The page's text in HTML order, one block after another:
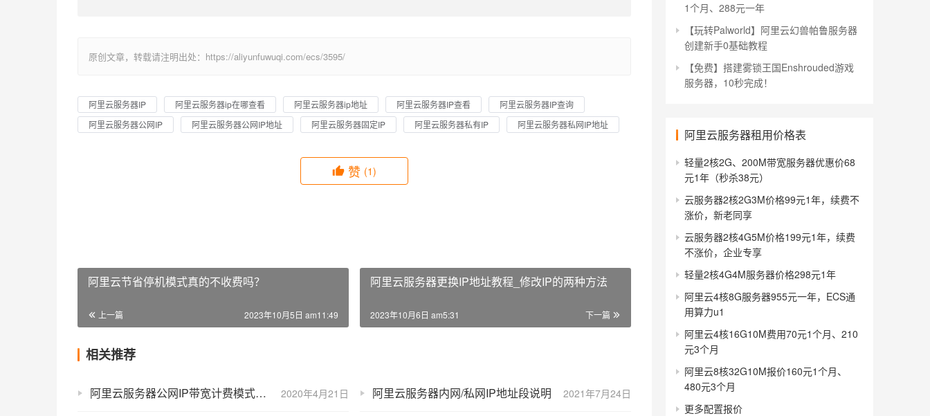
原创文章，转载请注明出处：https://aliyunfuwuqi.com/ecs/3595/
阿里云服务器IP 阿里云服务器ip在哪查看 阿里云服务器ip地址 阿里云服务器IP查看
阿里云服务器IP查询
阿里云服务器公网IP
阿里云服务器公网IP地址 阿里云服务器固定IP 阿里云服务器私有IP 阿里云服务器私网IP地址
赞 (1)
阿里云节省停机模式真的不收费吗？
上一篇 2023年10月5日 am11:49
阿里云服务器更换IP地址教程_修改IP的两种方法
下一篇
2023年10月6日 am5:31
相关推荐
2020年4月21日
阿里云服务器公网IP带宽计费模式选择方法（小白教程） 2021年7月24日
阿里云服务器内网/私网IP地址段说明
1个月、288元一年
【玩转Palworld】阿里云幻兽帕鲁服务器
创建新手0基础教程
【免费】搭建雾锁王国Enshrouded游戏
服务器，10秒完成！
阿里云服务器租用价格表
轻量2核2G、200M带宽服务器优惠价68
元1年（秒杀38元）
云服务器2核2G3M价格99元1年，续费不
涨价，新老同享
云服务器2核4G5M价格199元1年，续费
不涨价，企业专享
轻量2核4G4M服务器价格298元1年
阿里云4核8G服务器955元一年，ECS通
用算力u1
阿里云4核16G10M费用70元1个月、210
元3个月
阿里云8核32G10M报价160元1个月、
480元3个月
更多配置报价